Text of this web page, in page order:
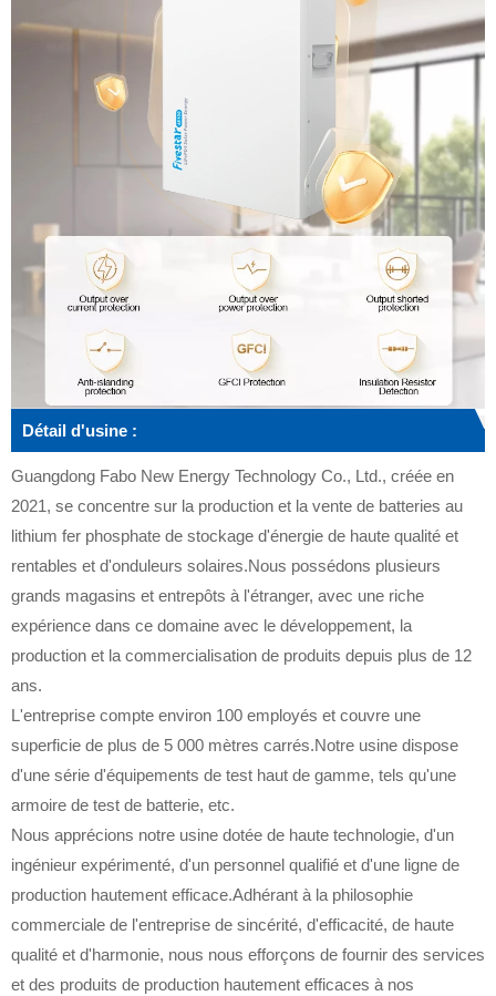
Détail d'usine :
Guangdong Fabo New Energy Technology Co., Ltd., créée en
2021, se concentre sur la production et la vente de batteries au
lithium fer phosphate de stockage d'énergie de haute qualité et
rentables et d'onduleurs solaires.Nous possédons plusieurs
grands magasins et entrepôts à l'étranger, avec une riche
expérience dans ce domaine avec le développement, la
production et la commercialisation de produits depuis plus de 12
ans.
L'entreprise compte environ 100 employés et couvre une
superficie de plus de 5 000 mètres carrés.Notre usine dispose
d'une série d'équipements de test haut de gamme, tels qu'une
armoire de test de batterie, etc.
Nous apprécions notre usine dotée de haute technologie, d'un
ingénieur expérimenté, d'un personnel qualifié et d'une ligne de
production hautement efficace.Adhérant à la philosophie
commerciale de l'entreprise de sincérité, d'efficacité, de haute
qualité et d'harmonie, nous nous efforçons de fournir des services
et des produits de production hautement efficaces à nos